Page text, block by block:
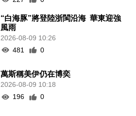
“白海豚”將登陸浙閩沿海 華東迎強
風雨
2026-08-09 10:26
481
0
萬斯稱美伊仍在博奕
2026-08-09 10:18
196
0